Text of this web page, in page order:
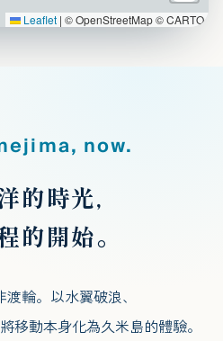
Leaflet | © OpenStreetMap © CARTO
now.
的時光，
的開始。
輪。以水翼破浪、
移動本身化為久米島的體驗。